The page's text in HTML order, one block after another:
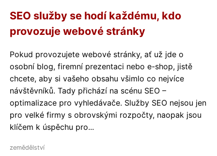
SEO služby se hodí každému, kdo
provozuje webové stránky
Pokud provozujete webové stránky, ať už jde o
osobní blog, firemní prezentaci nebo e-shop, jistě
chcete, aby si vašeho obsahu všimlo co nejvíce
návštěvníků. Tady přichází na scénu SEO –
optimalizace pro vyhledávače. Služby SEO nejsou jen
pro velké firmy s obrovskými rozpočty, naopak jsou
klíčem k úspěchu pro...
zemědělství